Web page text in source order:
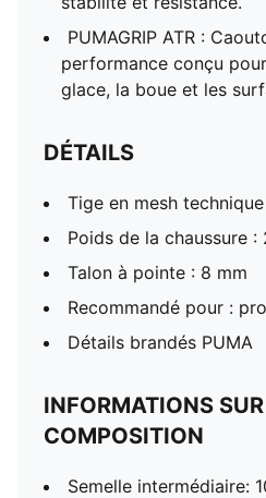
PUMAGRIP ATR :
performance conçu
glace, la boue et les
DÉTAILS
Tige en mesh technique
Poids de la chaussure
Talon à pointe : 8 mm
Recommandé pour :
Détails brandés PUMA
INFORMATIONS
COMPOSITION
Semelle intermédiaire: